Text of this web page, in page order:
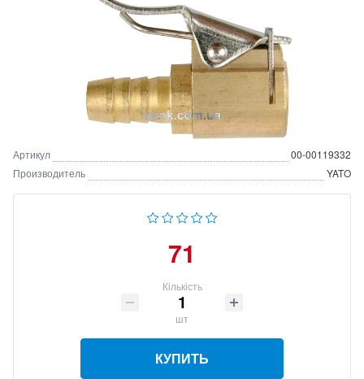
Артикул
00-00119332
Производитель
YATO
71
Кількість
шт
КУПИТЬ